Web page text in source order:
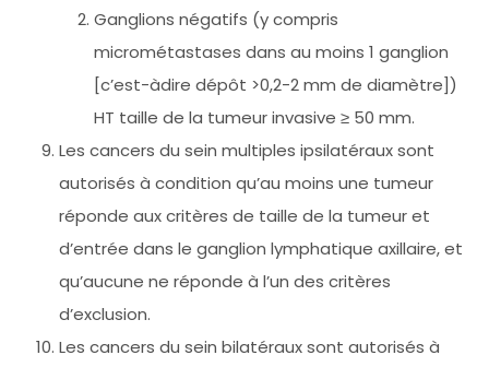
Ganglions négatifs (y compris
micrométastases dans au moins 1 ganglion
[c’est-àdire dépôt >0,2-2 mm de diamètre])
HT taille de la tumeur invasive ≥ 50 mm.
Les cancers du sein multiples ipsilatéraux sont
autorisés à condition qu’au moins une tumeur
réponde aux critères de taille de la tumeur et
d’entrée dans le ganglion lymphatique axillaire, et
qu’aucune ne réponde à l’un des critères
d’exclusion.
Les cancers du sein bilatéraux sont autorisés à